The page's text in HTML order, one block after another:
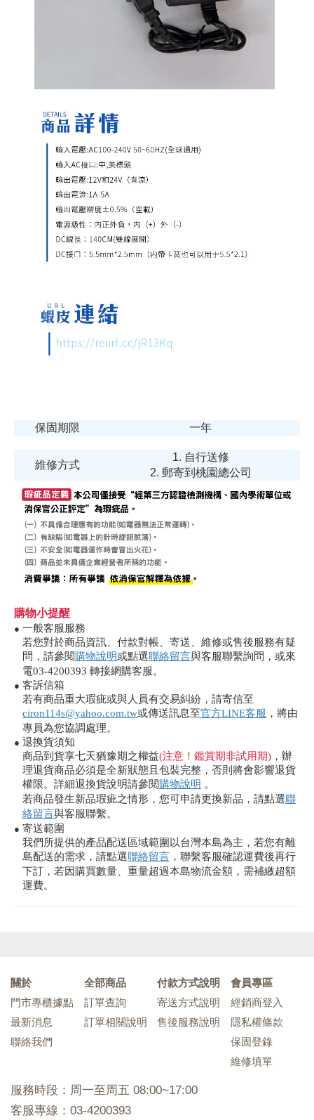
保固期限 一年
維修方式
1. 自行送修
2. 郵寄到桃園總公司
購物小提醒
● 一般客服服務
若您對於商品資訊、付款對帳、寄送、維修或售後服務有疑
問，請參閱購物說明或點選聯絡留言與客服聯繫詢問，或來
電03-4200393 轉接網購客服。
● 客訴信箱
若有商品重大瑕疵或與人員有交易糾紛，請寄信至
ciron114s@yahoo.com.tw或傳送訊息至官方LINE客服 ，將由
專員為您協調處理。
● 退換貨須知
商品到貨享七天猶豫期之權益(注意！鑑賞期非試用期) ，辦
理退貨商品必須是全新狀態且包裝完整，否則將會影響退貨
權限。詳細退換貨說明請參閱購物說明 。
若商品發生新品瑕疵之情形，您可申請更換新品，請點選聯
絡留言與客服聯繫。
● 寄送範圍
我們所提供的產品配送區域範圍以台灣本島為主，若您有離
島配送的需求，請點選聯絡留言 ，聯繫客服確認運費後再行
下訂，若因購買數量、重量超過本島物流金額，需補繳超額
運費。
關於
門市專櫃據點
最新消息
聯絡我們
全部商品
訂單查詢
訂單相關說明
付款方式說明
寄送方式說明
售後服務說明
會員專區
經銷商登入
隱私權條款
保固登錄
維修填單
服務時段：周一至周五 08:00~17:00
客服專線：03-4200393